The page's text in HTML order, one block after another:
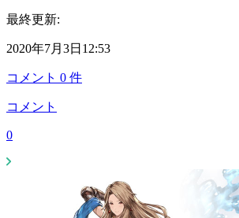
最終更新:
2020年7月3日12:53
コメント 0 件
コメント
0